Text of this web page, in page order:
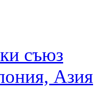
съюз
Азия